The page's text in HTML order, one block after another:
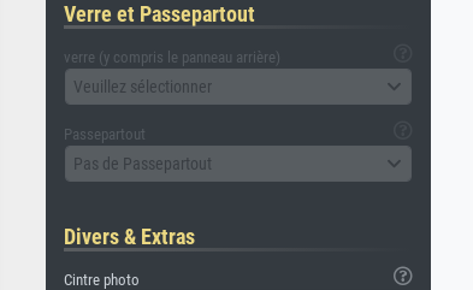
Verre et Passepartout
verre (y compris le panneau arrière)
Veuillez sélectionner
Passepartout
Pas de Passepartout
Divers & Extras
Cintre photo